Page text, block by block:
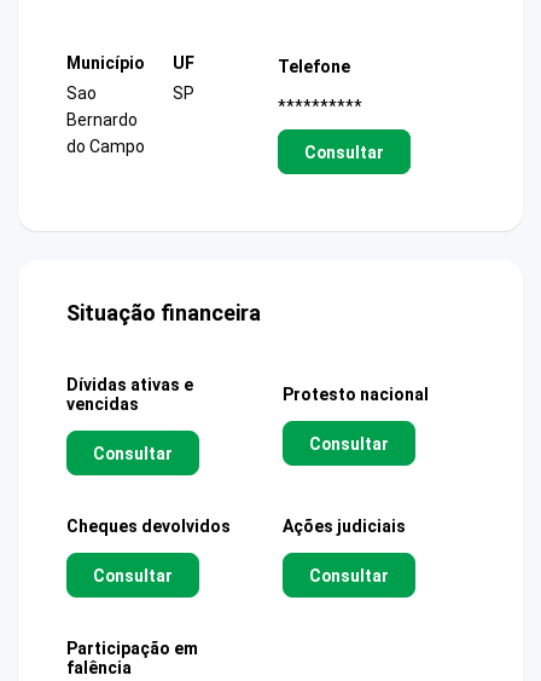
Município
Sao
Bernardo
do Campo
UF
SP
Telefone
**********
Consultar
Situação financeira
Dívidas ativas e
vencidas
Consultar
Protesto nacional
Consultar
Cheques devolvidos
Consultar
Ações judiciais
Consultar
Participação em
falência